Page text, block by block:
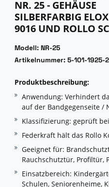
NR. 25 - GEHÄUSE
SILBERFARBIG
9016 UND ROLLO
Modell: NR-25
Artikelnummer: 5-101-1925-
ProduktbeschreibunG:
Anwendung: Verhindert
auf der Bandgegenseite /
Klassifizierung: geprüft
Federkraft hält das Rollo
Geeignet für:
Rauchschutztür, Profiltür,
Einsatzbereich:
Schulen, Seniorenheime,